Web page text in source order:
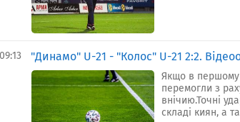
09:13 "Динамо" U-21 - "Колос" U-21 2:2.
Якщо в першому
перемогли з
внічию.Точні
складі киян, а